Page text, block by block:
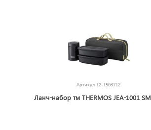
Артикул 12-1563712
Ланч-набор тм THERMOS JEA-1001